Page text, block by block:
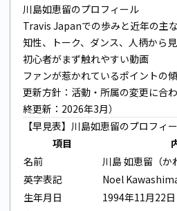
川島如恵留のプロフィール
Travis Japanでの歩みと近年の主
知性、トーク、ダンス、人柄から
初心者がまず触れやすい動画
ファンが惹かれているポイントの
更新方針：活動・所属の変更に合
終更新：2026年3月）
【早見表】川島如恵留のプロフィ
項目
名前
川島 如恵留（か
英字表記
Noel
生年月日
1994年11月22日